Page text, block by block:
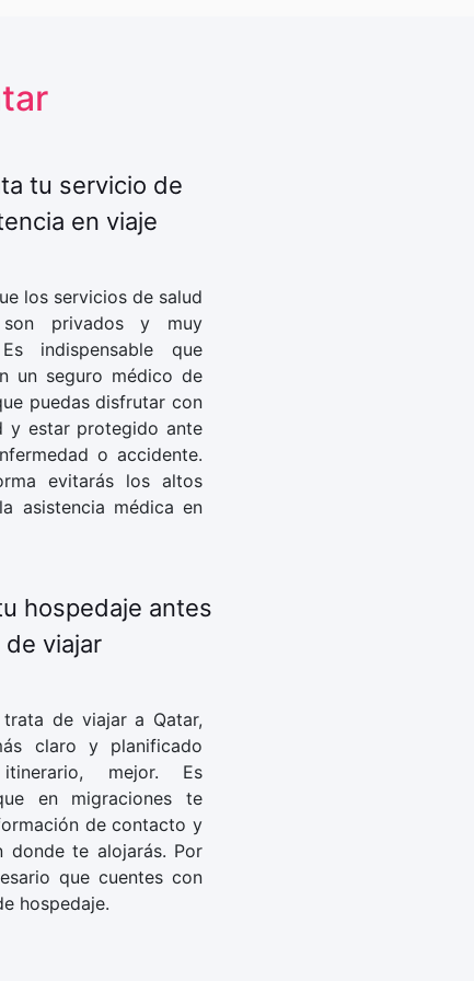
tu servicio de
en viaje
los servicios de salud
privados y muy
indispensable que
un seguro médico de
puedas disfrutar con
y estar protegido ante
o accidente.
evitarás los altos
asistencia médica en
hospedaje antes
de viajar
trata de viajar a Qatar,
claro y planificado
mejor. Es
en migraciones te
de contacto y
donde te alojarás. Por
que cuentes con
hospedaje.